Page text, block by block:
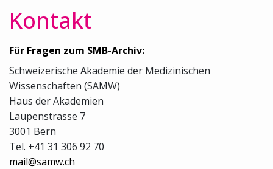
Kontakt
Für Fragen zum SMB-Archiv:
Schweizerische Akademie der Medizinischen
Wissenschaften (SAMW)
Haus der Akademien
Laupenstrasse 7
3001 Bern
Tel. +41 31 306 92 70
mail@samw.ch